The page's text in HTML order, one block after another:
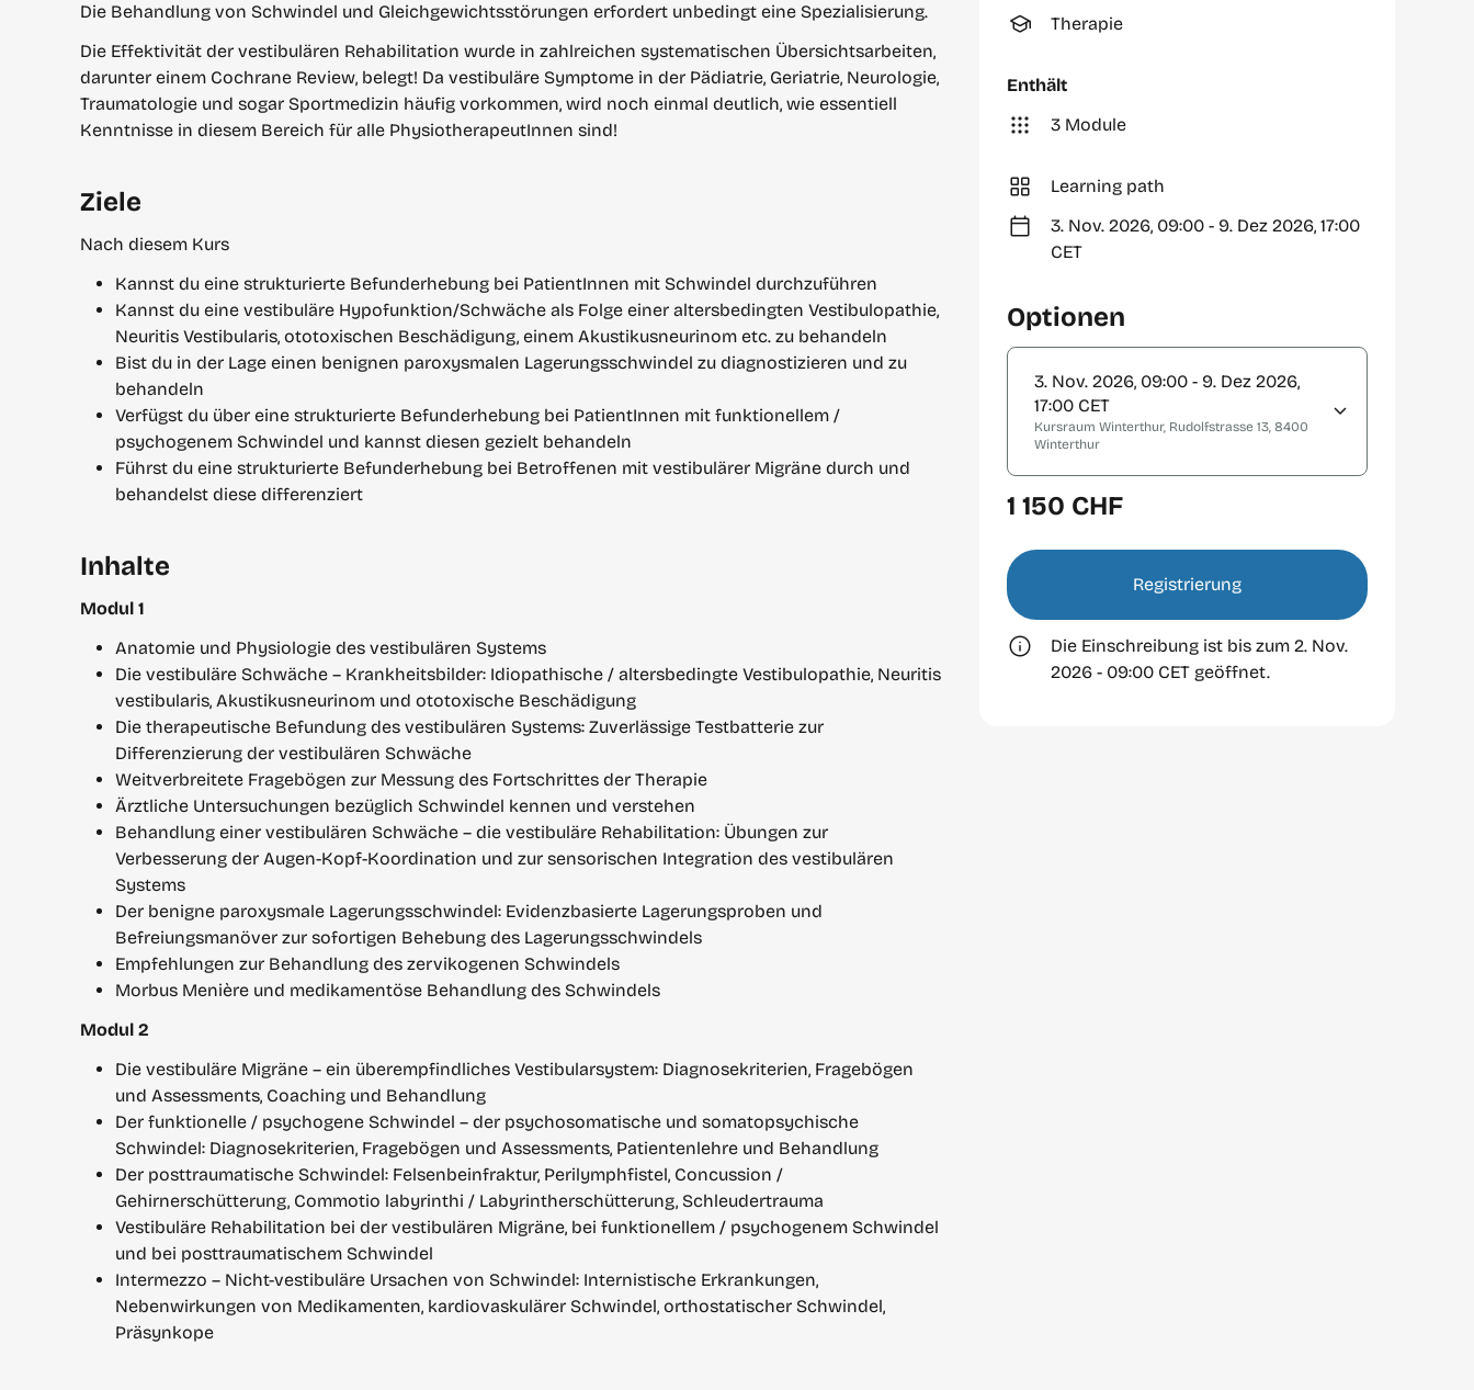
Die Behandlung von Schwindel und Gleichgewichtsstörungen erfordert unbedingt eine Spezialisierung.
Die Effektivität der vestibulären Rehabilitation wurde in zahlreichen systematischen Übersichtsarbeiten,
darunter einem Cochrane Review, belegt! Da vestibuläre Symptome in der Pädiatrie, Geriatrie, Neurologie,
Traumatologie und sogar Sportmedizin häufig vorkommen, wird noch einmal deutlich, wie essentiell
Kenntnisse in diesem Bereich für alle PhysiotherapeutInnen sind!
Ziele
Nach diesem Kurs
Kannst du eine strukturierte Befunderhebung bei PatientInnen mit Schwindel durchzuführen
Kannst du eine vestibuläre Hypofunktion/Schwäche als Folge einer altersbedingten Vestibulopathie,
Neuritis Vestibularis, ototoxischen Beschädigung, einem Akustikusneurinom etc. zu behandeln
Bist du in der Lage einen benignen paroxysmalen Lagerungsschwindel zu diagnostizieren und zu
behandeln
Verfügst du über eine strukturierte Befunderhebung bei PatientInnen mit funktionellem /
psychogenem Schwindel und kannst diesen gezielt behandeln
Führst du eine strukturierte Befunderhebung bei Betroffenen mit vestibulärer Migräne durch und
behandelst diese differenziert
Inhalte
Modul 1
Anatomie und Physiologie des vestibulären Systems
Die vestibuläre Schwäche – Krankheitsbilder: Idiopathische / altersbedingte Vestibulopathie, Neuritis
vestibularis, Akustikusneurinom und ototoxische Beschädigung
Die therapeutische Befundung des vestibulären Systems: Zuverlässige Testbatterie zur
Differenzierung der vestibulären Schwäche
Weitverbreitete Fragebögen zur Messung des Fortschrittes der Therapie
Ärztliche Untersuchungen bezüglich Schwindel kennen und verstehen
Behandlung einer vestibulären Schwäche – die vestibuläre Rehabilitation: Übungen zur
Verbesserung der Augen-Kopf-Koordination und zur sensorischen Integration des vestibulären
Systems
Der benigne paroxysmale Lagerungsschwindel: Evidenzbasierte Lagerungsproben und
Befreiungsmanöver zur sofortigen Behebung des Lagerungsschwindels
Empfehlungen zur Behandlung des zervikogenen Schwindels
Morbus Menière und medikamentöse Behandlung des Schwindels
Modul 2
Die vestibuläre Migräne – ein überempfindliches Vestibularsystem: Diagnosekriterien, Fragebögen
und Assessments, Coaching und Behandlung
Der funktionelle / psychogene Schwindel – der psychosomatische und somatopsychische
Schwindel: Diagnosekriterien, Fragebögen und Assessments, Patientenlehre und Behandlung
Der posttraumatische Schwindel: Felsenbeinfraktur, Perilymphfistel, Concussion /
Gehirnerschütterung, Commotio labyrinthi / Labyrintherschütterung, Schleudertrauma
Vestibuläre Rehabilitation bei der vestibulären Migräne, bei funktionellem / psychogenem Schwindel
und bei posttraumatischem Schwindel
Intermezzo – Nicht-vestibuläre Ursachen von Schwindel: Internistische Erkrankungen,
Nebenwirkungen von Medikamenten, kardiovaskulärer Schwindel, orthostatischer Schwindel,
Präsynkope
Therapie
Enthält
3 Module
Learning path
3. Nov. 2026, 09:00 - 9. Dez 2026, 17:00
CET
Optionen
3. Nov. 2026, 09:00 - 9. Dez 2026,
17:00 CET
Kursraum Winterthur, Rudolfstrasse 13, 8400
Winterthur
1 150 CHF
Registrierung
Die Einschreibung ist bis zum 2. Nov.
2026 - 09:00 CET geöffnet.